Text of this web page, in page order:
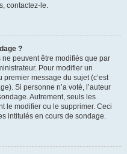
contactez-le.
?
peuvent être modifiés que par
Pour modifier un
premier message du sujet (c’est
Si personne n’a voté, l’auteur
Autrement, seuls les
le modifier ou le supprimer. Ceci
intitulés en cours de sondage.